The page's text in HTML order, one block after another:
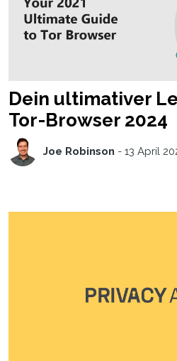
Dein ultimativer
Tor-Browser 2024
Joe Robinson - 13 April